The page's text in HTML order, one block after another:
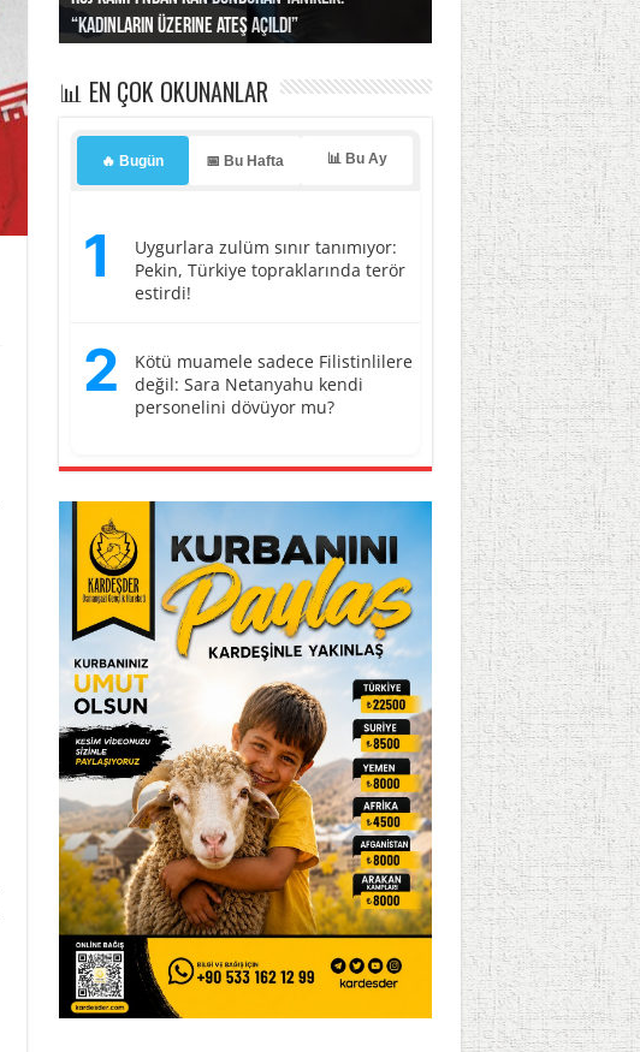
“Kadınların üzerine ateş açıldı”
Irak’a misilleme tehdidi!
yaptı… İsrail’in “timsah” planına fren!
kayıtlar başladı
basıldı, kabus yaşatıldı!
📊 EN ÇOK OKUNANLAR
🔥 Bugün 📅 Bu Hafta 📊 Bu Ay
1
Uygurlara zulüm sınır tanımıyor:
Pekin, Türkiye topraklarında terör
estirdi!
2
Kötü muamele sadece Filistinlilere
değil: Sara Netanyahu kendi
personelini dövüyor mu?